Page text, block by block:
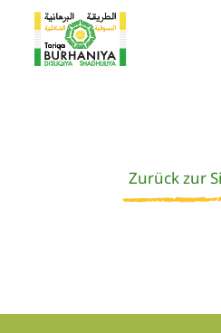
Zurück zur